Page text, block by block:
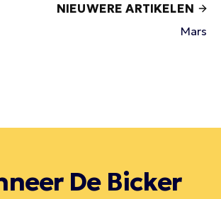
NIEUWERE ARTIKELEN
Mars
De Bicker